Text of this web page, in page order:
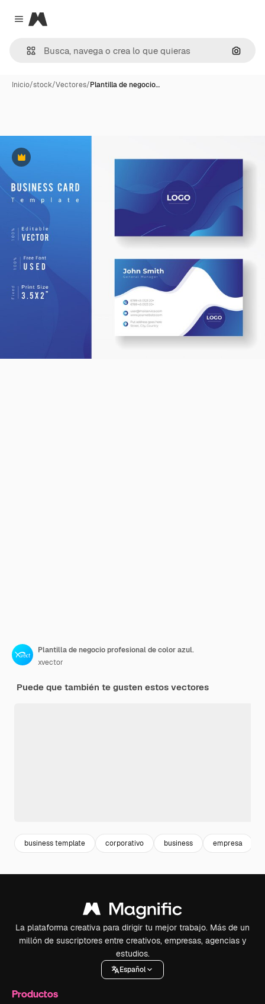
Close menu
Magnific
Inicio/stock/Vectores/Plantilla de negocio…
Premium
Plantilla de negocio profesional de color azul.
xvector
Puede que también te gusten estos vectores
business template corporativo business empresa
La plataforma creativa para dirigir tu mejor trabajo. Más de un
millón de suscriptores entre creativos, empresas, agencias y
estudios.
Español
Productos